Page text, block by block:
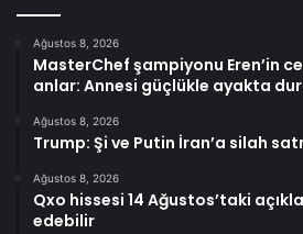
Ağustos 8, 2026
MasterChef şampiyonu Eren’in
anlar: Annesi güçlükle ayakta
Ağustos 8, 2026
Trump: Şi ve Putin İran’a silah
Ağustos 8, 2026
Qxo hissesi 14 Ağustos’taki
edebilir